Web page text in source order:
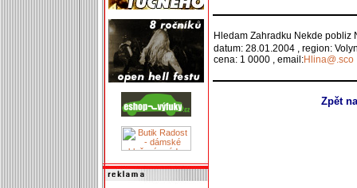
Hledam Zahradku Nekde pobliz
datum: 28.01.2004 , region:
cena: 1 0000 , email:Hlina@.sco
Zpět